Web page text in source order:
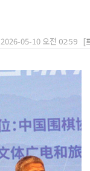
2026-05-10 오전 02:59 [